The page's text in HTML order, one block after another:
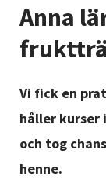
Cirkelledare
Nyheter
Avdelningar
Lyssna
Anna
Vi fick en
håller kurser
och tog
henne.